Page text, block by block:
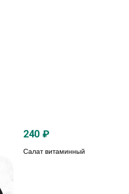
240 ₽
Салат витаминный